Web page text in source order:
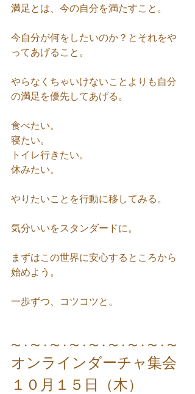
満足とは、今の自分を満たすこと。
今自分が何をしたいのか？とそれをや
ってあげること。
やらなくちゃいけないことよりも自分
の満足を優先してあげる。
食べたい。
寝たい。
トイレ行きたい。
休みたい。
やりたいことを行動に移してみる。
気分いいをスタンダードに。
まずはこの世界に安心するところから
始めよう。
一歩ずつ、コツコツと。
〜・〜・〜・〜・〜・〜・〜・〜・〜
オンラインダーチャ集会
１０月１５日（木）